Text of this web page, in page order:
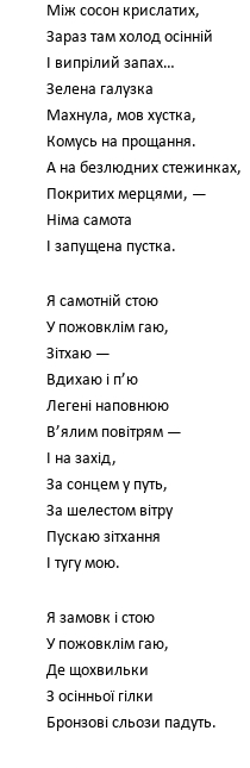
Між сосон крислатих,
Зараз там холод осінній
І випрілий запах…
Зелена галузка
Махнула, мов хустка,
Комусь на прощання.
А на безлюдних стежинках,
Покритих мерцями, —
Німа самота
І запущена пустка.
Я самотній стою
У пожовклім гаю,
Зітхаю —
Вдихаю і п’ю
Легені наповнюю
В’ялим повітрям —
І на захід,
За сонцем у путь,
За шелестом вітру
Пускаю зітхання
І тугу мою.
Я замовк і стою
У пожовклім гаю,
Де щохвильки
З осінньої гілки
Бронзові сльози падуть.